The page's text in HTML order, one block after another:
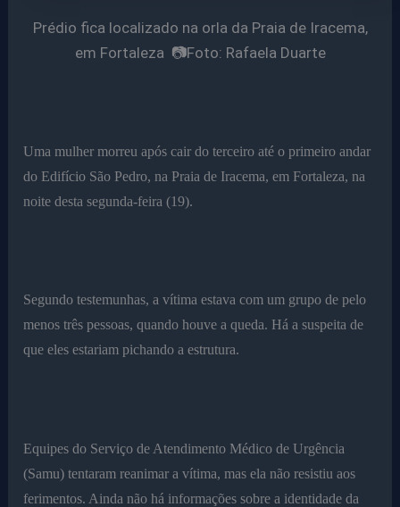
Prédio fica localizado na orla da Praia de Iracema,
em Fortaleza 📷Foto: Rafaela Duarte
Uma mulher morreu após cair do terceiro até o primeiro andar
do Edifício São Pedro, na Praia de Iracema, em Fortaleza, na
noite desta segunda-feira (19).
Segundo testemunhas, a vítima estava com um grupo de pelo
menos três pessoas, quando houve a queda. Há a suspeita de
que eles estariam pichando a estrutura.
Equipes do Serviço de Atendimento Médico de Urgência
(Samu) tentaram reanimar a vítima, mas ela não resistiu aos
ferimentos. Ainda não há informações sobre a identidade da